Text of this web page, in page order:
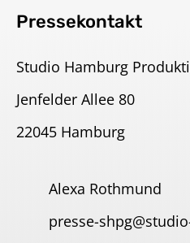
Pressekontakt
Studio Hamburg
Jenfelder Allee 80
22045 Hamburg
Alexa Rothmund
presse-